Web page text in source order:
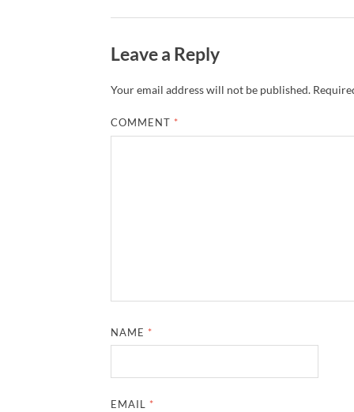
Leave a Reply
Your email address will not be published.
COMMENT *
NAME *
EMAIL *